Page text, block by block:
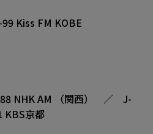
Kiss FM KOBE
NHK AM （関西） ／ J-
京都